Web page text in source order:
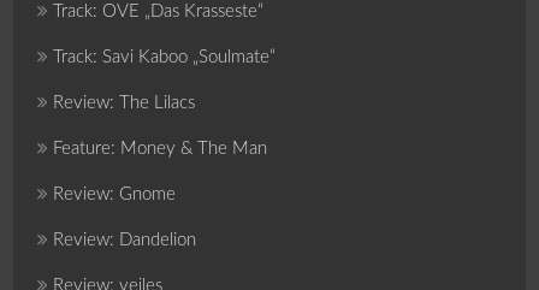
Track: OVE „Das Krasseste“
Track: Savi Kaboo „Soulmate“
Review: The Lilacs
Feature: Money & The Man
Review: Gnome
Review: Dandelion
Review: veiles